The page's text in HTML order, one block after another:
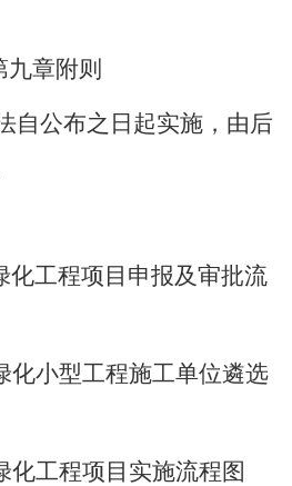
九章附则
自公布之日起实施，由后
化工程项目申报及审批流
化小型工程施工单位遴选
化工程项目实施流程图